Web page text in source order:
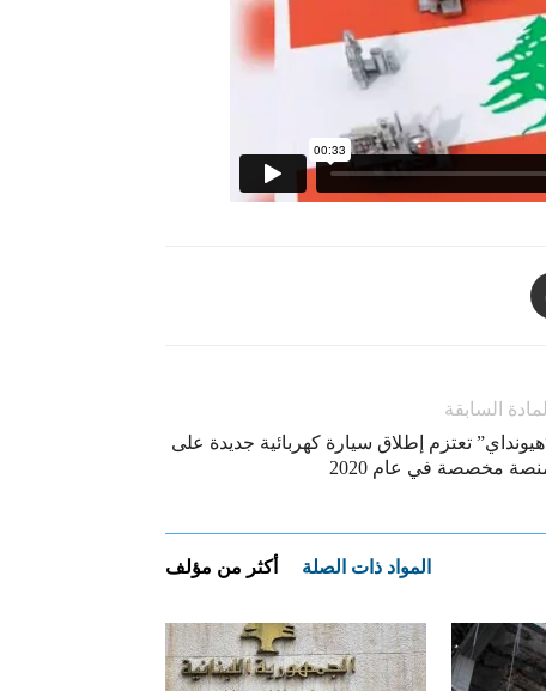
المادة السابقة
تعتزم إطلاق سيارة كهربائية جديدة على
مخصصة في عام 2020
المواد ذات الصلة أكثر من مؤلف